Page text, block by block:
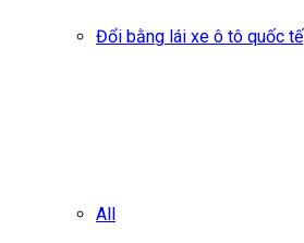
Đổi bằng lái xe ô tô quốc tế
All